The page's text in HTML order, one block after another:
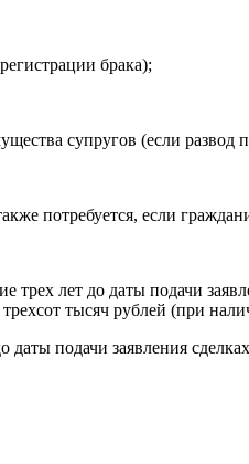
брака);
супругов (если развод
потребуется, если
лет до даты подачи
тысяч рублей (при
подачи заявления